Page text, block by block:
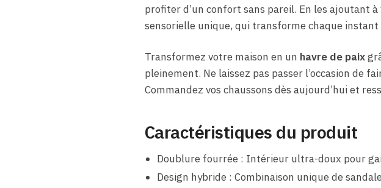
profiter d’un confort sans pareil. En les ajoutant
sensorielle unique, qui transforme chaque
Transformez votre maison en un havre de paix
pleinement. Ne laissez pas passer l’occasion de
Commandez vos chaussons dès aujourd’hui et
Caractéristiques du produit
Doublure fourrée : Intérieur ultra-doux pour
Design hybride : Combinaison unique de